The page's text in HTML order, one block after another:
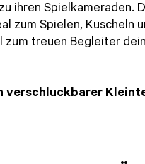
ihren Spielkameraden.
zum Spielen,
zum treuen Begleiter
verschluckbarer